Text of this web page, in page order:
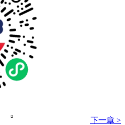
 下一章 >